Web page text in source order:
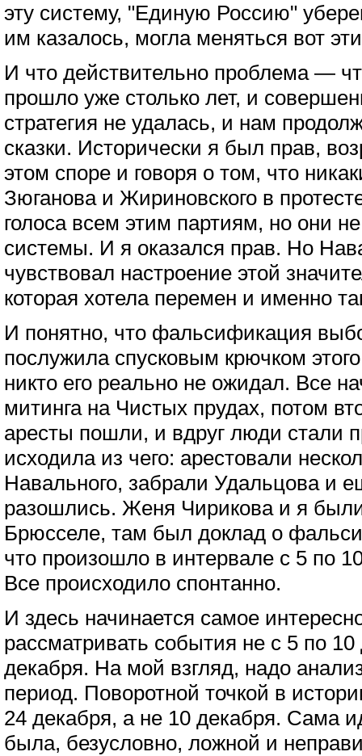
эту систему, "Единую Россию"
им казалось, могла меняться вот
И что действительно проблема —
прошло уже столько лет, и
стратегия не удалась, и нам
сказки. Исторически я был прав,
этом споре и говоря о том, что
Зюганова и Жириновского в
голоса всем этим партиям, но они
системы. И я оказался прав. Но
чувствовал настроение этой
которая хотела перемен и именно
И понятно, что фальсификация
послужила спусковым крючком
никто его реально не ожидал. Все
митинга на Чистых прудах, потом
аресты пошли, и вдруг люди стали
исходила из чего: арестовали
Навального, забрали Удальцова и
разошлись. Женя Чирикова и я
Брюсселе, там был доклад о
что произошло в интервале с 5 по
Все происходило спонтанно.
И здесь начинается самое
рассматривать события не с 5 по
декабря. На мой взгляд, надо
период. Поворотной точкой в
24 декабря, а не 10 декабря. Сама
была, безусловно, ложной и